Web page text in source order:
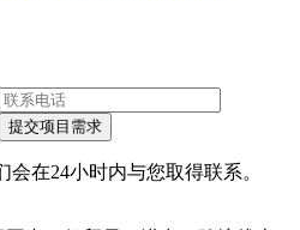
在24小时内与您取得联系。